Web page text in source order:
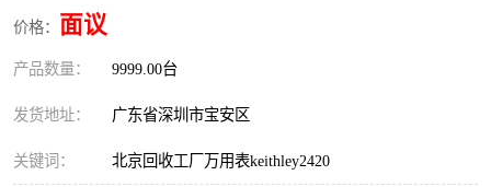
价格： 面议
产品数量： 9999.00台
发货地址： 广东省深圳市宝安区
关键词： 北京回收工厂万用表keithley2420